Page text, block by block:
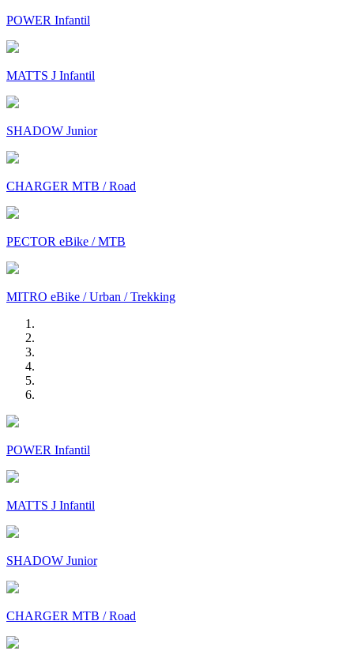
POWER Infantil
MATTS J Infantil
SHADOW Junior
CHARGER MTB / Road
PECTOR eBike / MTB
MITRO eBike / Urban / Trekking
POWER Infantil
MATTS J Infantil
SHADOW Junior
CHARGER MTB / Road